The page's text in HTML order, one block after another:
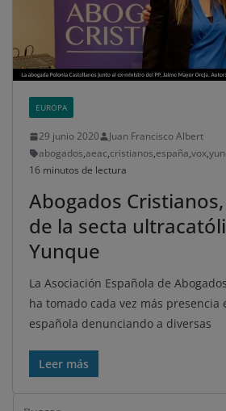
EUROPA
29 junio 2020
Juan Francisco Albert
abogados,aeac,cristianos,españa,vox,
16 minutos de lectura
Abogados
de la secta
Yunque
La Asociación Española de
ha tomado cada vez más presencia
española denunciando a diversas
Leer más